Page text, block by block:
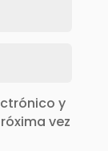
y
vez